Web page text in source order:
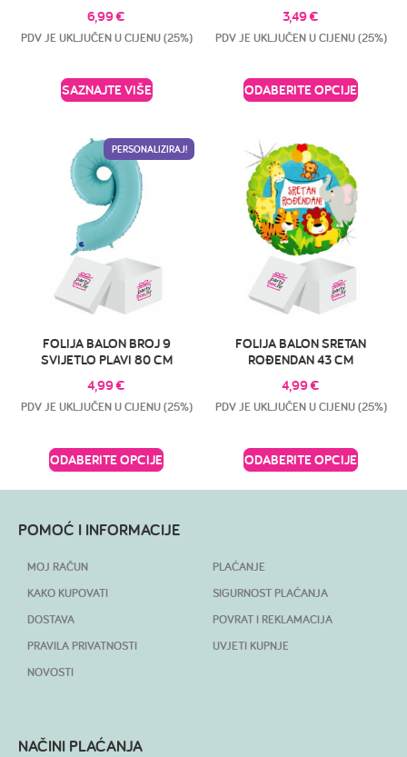
6,99€
PDV JE UKLJUČEN U CIJENU (25%)
SAZNAJTE VIŠE
3,49€
PDV JE UKLJUČEN U CIJENU (25%)
ODABERITE OPCIJE
PERSONALIZIRAJ!
FOLIJA BALON BROJ 9
SVIJETLO PLAVI 80 CM
4,99€
PDV JE UKLJUČEN U CIJENU (25%)
ODABERITE OPCIJE
FOLIJA BALON SRETAN
ROĐENDAN 43 CM
4,99€
PDV JE UKLJUČEN U CIJENU (25%)
ODABERITE OPCIJE
POMOĆ I INFORMACIJE
MOJ RAČUN
KAKO KUPOVATI
DOSTAVA
PRAVILA PRIVATNOSTI
NOVOSTI
PLAĆANJE
SIGURNOST PLAĆANJA
POVRAT I REKLAMACIJA
UVJETI KUPNJE
NAČINI PLAĆANJA